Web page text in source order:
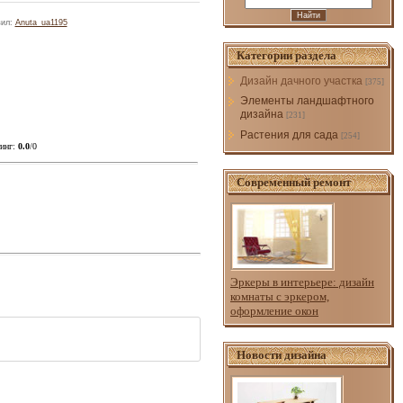
: Anuta_ua1195
: 0.0/0
Категории раздела
Дизайн дачного участка [375]
Элементы ландшафтного
дизайна [231]
Растения для сада [254]
Современный ремонт
Эркеры в интерьере: дизайн
комнаты с эркером,
оформление окон
Новости дизайна